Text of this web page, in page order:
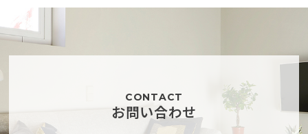
CONTACT
お問い合わせ